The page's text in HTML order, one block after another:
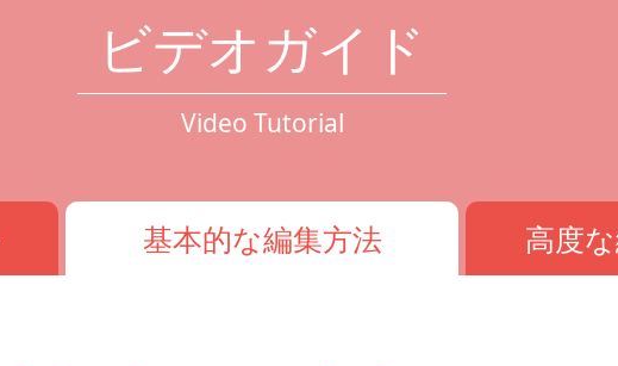
ビデオガイド
Video Tutorial
基本的な編集方法 高度